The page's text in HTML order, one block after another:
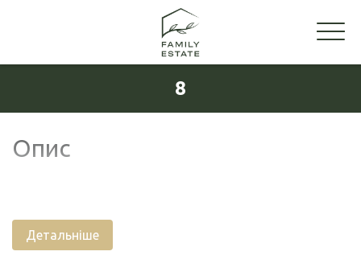
8
Опис
Детальніше